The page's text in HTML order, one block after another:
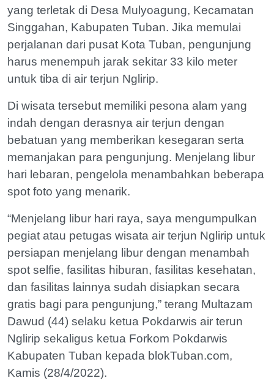
yang terletak di Desa Mulyoagung, Kecamatan
Singgahan, Kabupaten Tuban. Jika memulai
perjalanan dari pusat Kota Tuban, pengunjung
harus menempuh jarak sekitar 33 kilo meter
untuk tiba di air terjun Nglirip.
Di wisata tersebut memiliki pesona alam yang
indah dengan derasnya air terjun dengan
bebatuan yang memberikan kesegaran serta
memanjakan para pengunjung. Menjelang libur
hari lebaran, pengelola menambahkan beberapa
spot foto yang menarik.
“Menjelang libur hari raya, saya mengumpulkan
pegiat atau petugas wisata air terjun Nglirip untuk
persiapan menjelang libur dengan menambah
spot selfie, fasilitas hiburan, fasilitas kesehatan,
dan fasilitas lainnya sudah disiapkan secara
gratis bagi para pengunjung,” terang Multazam
Dawud (44) selaku ketua Pokdarwis air terun
Nglirip sekaligus ketua Forkom Pokdarwis
Kabupaten Tuban kepada blokTuban.com,
Kamis (28/4/2022).